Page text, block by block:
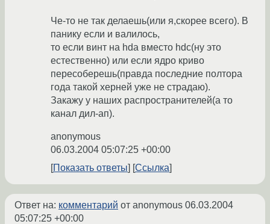
Че-то не так делаешь(или я,скорее всего). В
панику если и валилось,
то если винт на hda вместо hdc(ну это
естественно) или если ядро криво
пересоберешь(правда последние полтора
года такой херней уже не страдаю).
Закажу у наших распространителей(а то
канал дил-ап).
anonymous
06.03.2004 05:07:25 +00:00
Показать ответы
Ссылка
Ответ на: комментарий от anonymous 06.03.2004
05:07:25 +00:00